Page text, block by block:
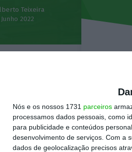
Nós e os nossos 1731 parceiros
processamos dados pessoais, como
para publicidade e conteúdos
desenvolvimento de serviços. Com a
dados de geolocalização precisos
Teixeira
2022